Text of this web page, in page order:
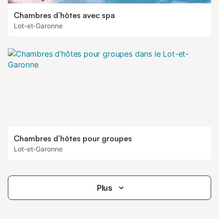
Chambres d’hôtes avec spa
Lot-et-Garonne
Chambres d’hôtes pour groupes
Lot-et-Garonne
Plus